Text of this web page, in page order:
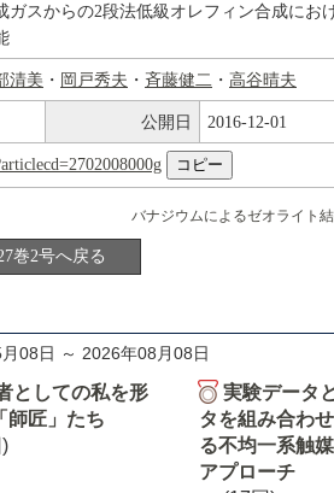
ガスからの2段法低級オレフィン合成にお
清美 ・ 岡戸秀夫 ・ 斉藤健二 ・ 高谷晴夫
公開日 2016-12-01
巻2号へ戻る
08日 ～ 2026年08月08日
としての私を形
師匠」たち
実験データ
タを組み合わ
る不均一系触
アプローチ